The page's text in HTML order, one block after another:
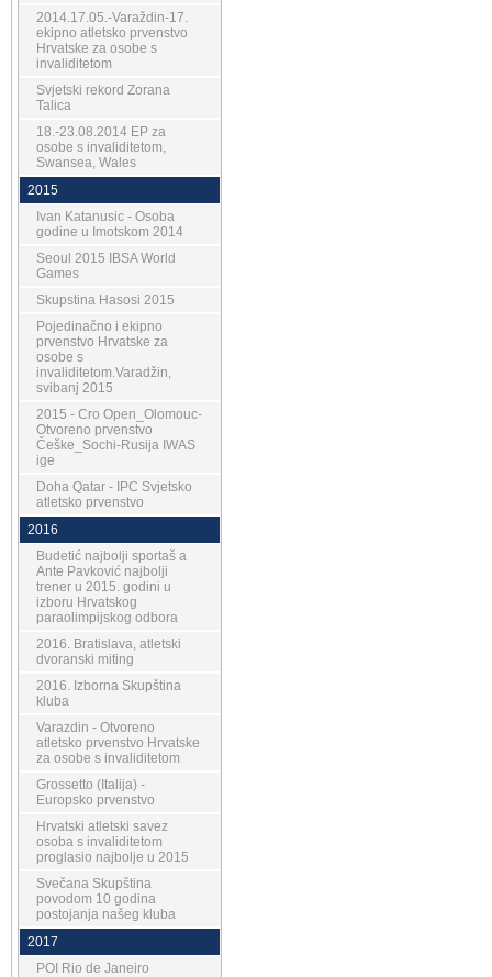
2014.17.05.-Varaždin-17.
ekipno atletsko prvenstvo
Hrvatske za osobe s
invaliditetom
Svjetski rekord Zorana
Talica
18.-23.08.2014 EP za
osobe s invaliditetom,
Swansea, Wales
2015
Ivan Katanusic - Osoba
godine u Imotskom 2014
Seoul 2015 IBSA World
Games
Skupstina Hasosi 2015
Pojedinačno i ekipno
prvenstvo Hrvatske za
osobe s
invaliditetom.Varadžin,
svibanj 2015
2015 - Cro Open_Olomouc-
Otvoreno prvenstvo
Češke_Sochi-Rusija IWAS
ige
Doha Qatar - IPC Svjetsko
atletsko prvenstvo
2016
Budetić najbolji sportaš a
Ante Pavković najbolji
trener u 2015. godini u
izboru Hrvatskog
paraolimpijskog odbora
2016. Bratislava, atletski
dvoranski miting
2016. Izborna Skupština
kluba
Varazdin - Otvoreno
atletsko prvenstvo Hrvatske
za osobe s invaliditetom
Grossetto (Italija) -
Europsko prvenstvo
Hrvatski atletski savez
osoba s invaliditetom
proglasio najbolje u 2015
Svečana Skupština
povodom 10 godina
postojanja našeg kluba
2017
POI Rio de Janeiro